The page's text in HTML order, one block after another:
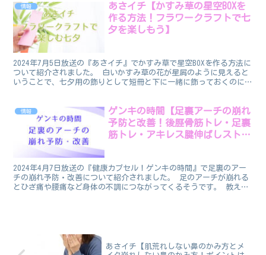
情報
あさイチ【かすみ草の星空BOXを
作る方法！フラワークラフトで七
夕を楽しもう】
2024年7月5日放送の『あさイチ』でかすみ草で星空BOXを作る方法に
ついて紹介されました。 白いかすみ草の花が星屑のように見えると
いうことで、七夕用の飾りとして短冊と下に一緒に飾っておくのには
情報
ゲンキの時間【足裏アーチの崩れ
予防と改善！後脛骨筋トレ・足裏
筋トレ・アキレス腱伸ばしストレ
2024年4月7日放送の『健康カプセル！ゲンキの時間』で足裏のアー
チの崩れ予防・改善について紹介されました。 足のアーチが崩れる
とひざ痛や腰痛など身体の不調につながってくるそうです。 教えて
あさイチ【肌荒れしない鼻のかみ方とメ